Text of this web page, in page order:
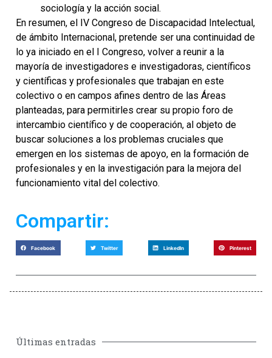
sociología y la acción social.
En resumen, el IV Congreso de Discapacidad Intelectual,
de ámbito Internacional, pretende ser una continuidad de
lo ya iniciado en el I Congreso, volver a reunir a la
mayoría de investigadores e investigadoras, científicos
y científicas y profesionales que trabajan en este
colectivo o en campos afines dentro de las Áreas
planteadas, para permitirles crear su propio foro de
intercambio científico y de cooperación, al objeto de
buscar soluciones a los problemas cruciales que
emergen en los sistemas de apoyo, en la formación de
profesionales y en la investigación para la mejora del
funcionamiento vital del colectivo.
Compartir:
Facebook Twitter LinkedIn Pinterest
Últimas entradas